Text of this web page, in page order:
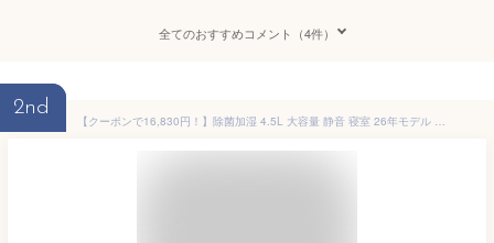
全てのおすすめコメント（4件）
2nd
【クーポンで16,830円！】除菌加湿 4.5L 大容量 静音 寝室 26年モデル 上部給水 UVC ラビーノ エアリファイ ハイブリッド式 加湿器 スチーム式 超音波式 丸洗い お手入れ簡単 おしゃれ タワー型 アロマ スチーム 抗菌 静音 省エネ エアリ 呼吸器科推奨 LAViNO